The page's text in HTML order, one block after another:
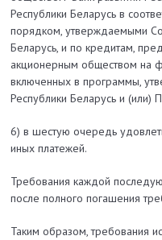
Республики Беларусь в
порядком, утверждаемыми
Беларусь, и по кредитам,
акционерным обществом на
включенных в программы,
Республики Беларусь и (или)
6) в шестую очередь
иных платежей.
Требования каждой
после полного погашения
Таким образом, требования